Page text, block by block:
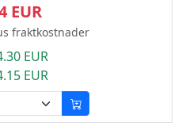
EUR
fraktkostnader
EUR
EUR